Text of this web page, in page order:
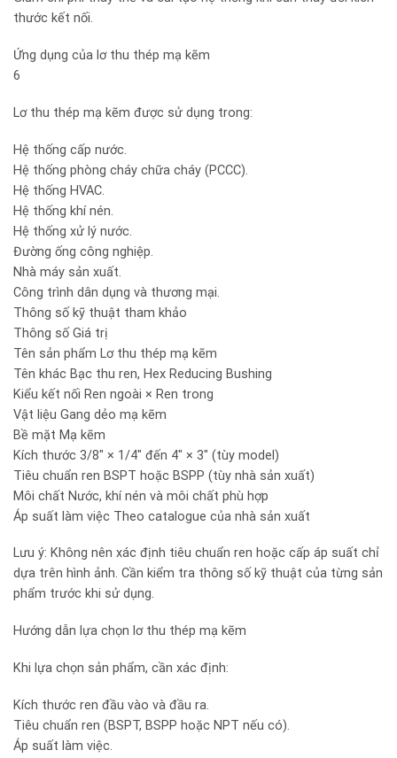
thước kết nối.
Ứng dụng của lơ thu thép mạ kẽm
6
Lơ thu thép mạ kẽm được sử dụng trong:
Hệ thống cấp nước.
Hệ thống phòng cháy chữa cháy (PCCC).
Hệ thống HVAC.
Hệ thống khí nén.
Hệ thống xử lý nước.
Đường ống công nghiệp.
Nhà máy sản xuất.
Công trình dân dụng và thương mại.
Thông số kỹ thuật tham khảo
Thông số Giá trị
Tên sản phẩm Lơ thu thép mạ kẽm
Tên khác Bạc thu ren, Hex Reducing Bushing
Kiểu kết nối Ren ngoài × Ren trong
Vật liệu Gang dẻo mạ kẽm
Bề mặt Mạ kẽm
Kích thước 3/8″ × 1/4″ đến 4″ × 3″ (tùy model)
Tiêu chuẩn ren BSPT hoặc BSPP (tùy nhà sản xuất)
Môi chất Nước, khí nén và môi chất phù hợp
Áp suất làm việc Theo catalogue của nhà sản xuất
Lưu ý: Không nên xác định tiêu chuẩn ren hoặc cấp áp suất chỉ
dựa trên hình ảnh. Cần kiểm tra thông số kỹ thuật của từng sản
phẩm trước khi sử dụng.
Hướng dẫn lựa chọn lơ thu thép mạ kẽm
Khi lựa chọn sản phẩm, cần xác định:
Kích thước ren đầu vào và đầu ra.
Tiêu chuẩn ren (BSPT, BSPP hoặc NPT nếu có).
Áp suất làm việc.